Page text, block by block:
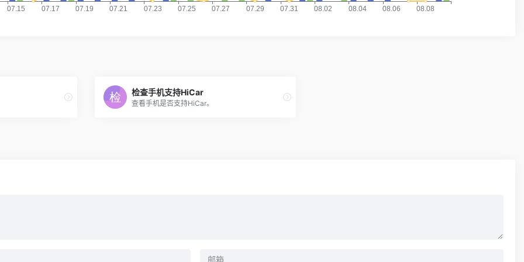
检查手机支持HiCar
查看手机是否支持HiCar。